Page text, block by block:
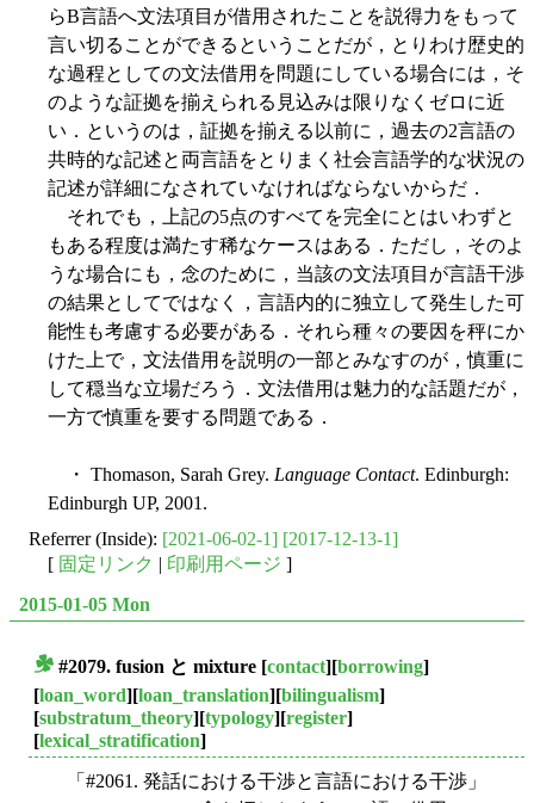
らB言語へ文法項目が借用されたことを説得力をもって
言い切ることができるということだが，とりわけ歴史的
な過程としての文法借用を問題にしている場合には，そ
のような証拠を揃えられる見込みは限りなくゼロに近
い．というのは，証拠を揃える以前に，過去の2言語の
共時的な記述と両言語をとりまく社会言語学的な状況の
記述が詳細になされていなければならないからだ．
それでも，上記の5点のすべてを完全にとはいわずと
もある程度は満たす稀なケースはある．ただし，そのよ
うな場合にも，念のために，当該の文法項目が言語干渉
の結果としてではなく，言語内的に独立して発生した可
能性も考慮する必要がある．それら種々の要因を秤にか
けた上で，文法借用を説明の一部とみなすのが，慎重に
して穏当な立場だろう．文法借用は魅力的な話題だが，
一方で慎重を要する問題である．
・ Thomason, Sarah Grey. Language Contact. Edinburgh:
Edinburgh UP, 2001.
Referrer (Inside): [2021-06-02-1] [2017-12-13-1]
[ 固定リンク | 印刷用ページ ]
2015-01-05 Mon
#2079. fusion と mixture [contact][borrowing]
[loan_word][loan_translation][bilingualism]
[substratum_theory][typology][register]
[lexical_stratification]
「#2061. 発話における干渉と言語における干渉」